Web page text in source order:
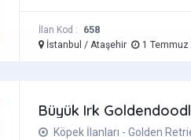
İlan Kod : 658
İstanbul / Ataşehir 1 Temmuz
Büyük Irk
Köpek İlanları - Golden